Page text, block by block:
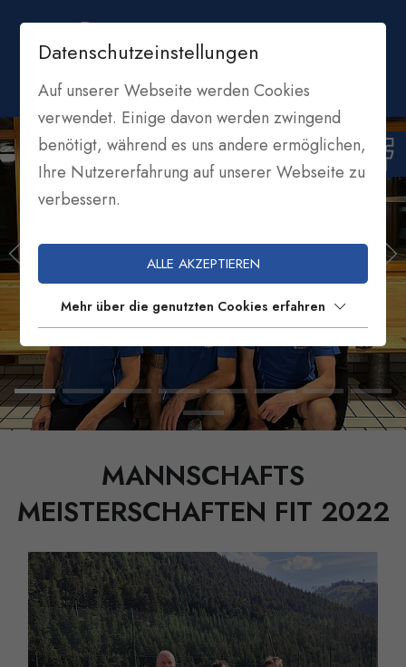
MANNSCHAFTS
MEISTERSCHAFTEN FIT 2022
Datenschutzeinstellungen
Auf unserer Webseite werden Cookies
verwendet. Einige davon werden zwingend
benötigt, während es uns andere ermöglichen,
Ihre Nutzererfahrung auf unserer Webseite zu
verbessern.
ALLE AKZEPTIEREN
Mehr über die genutzten Cookies erfahren